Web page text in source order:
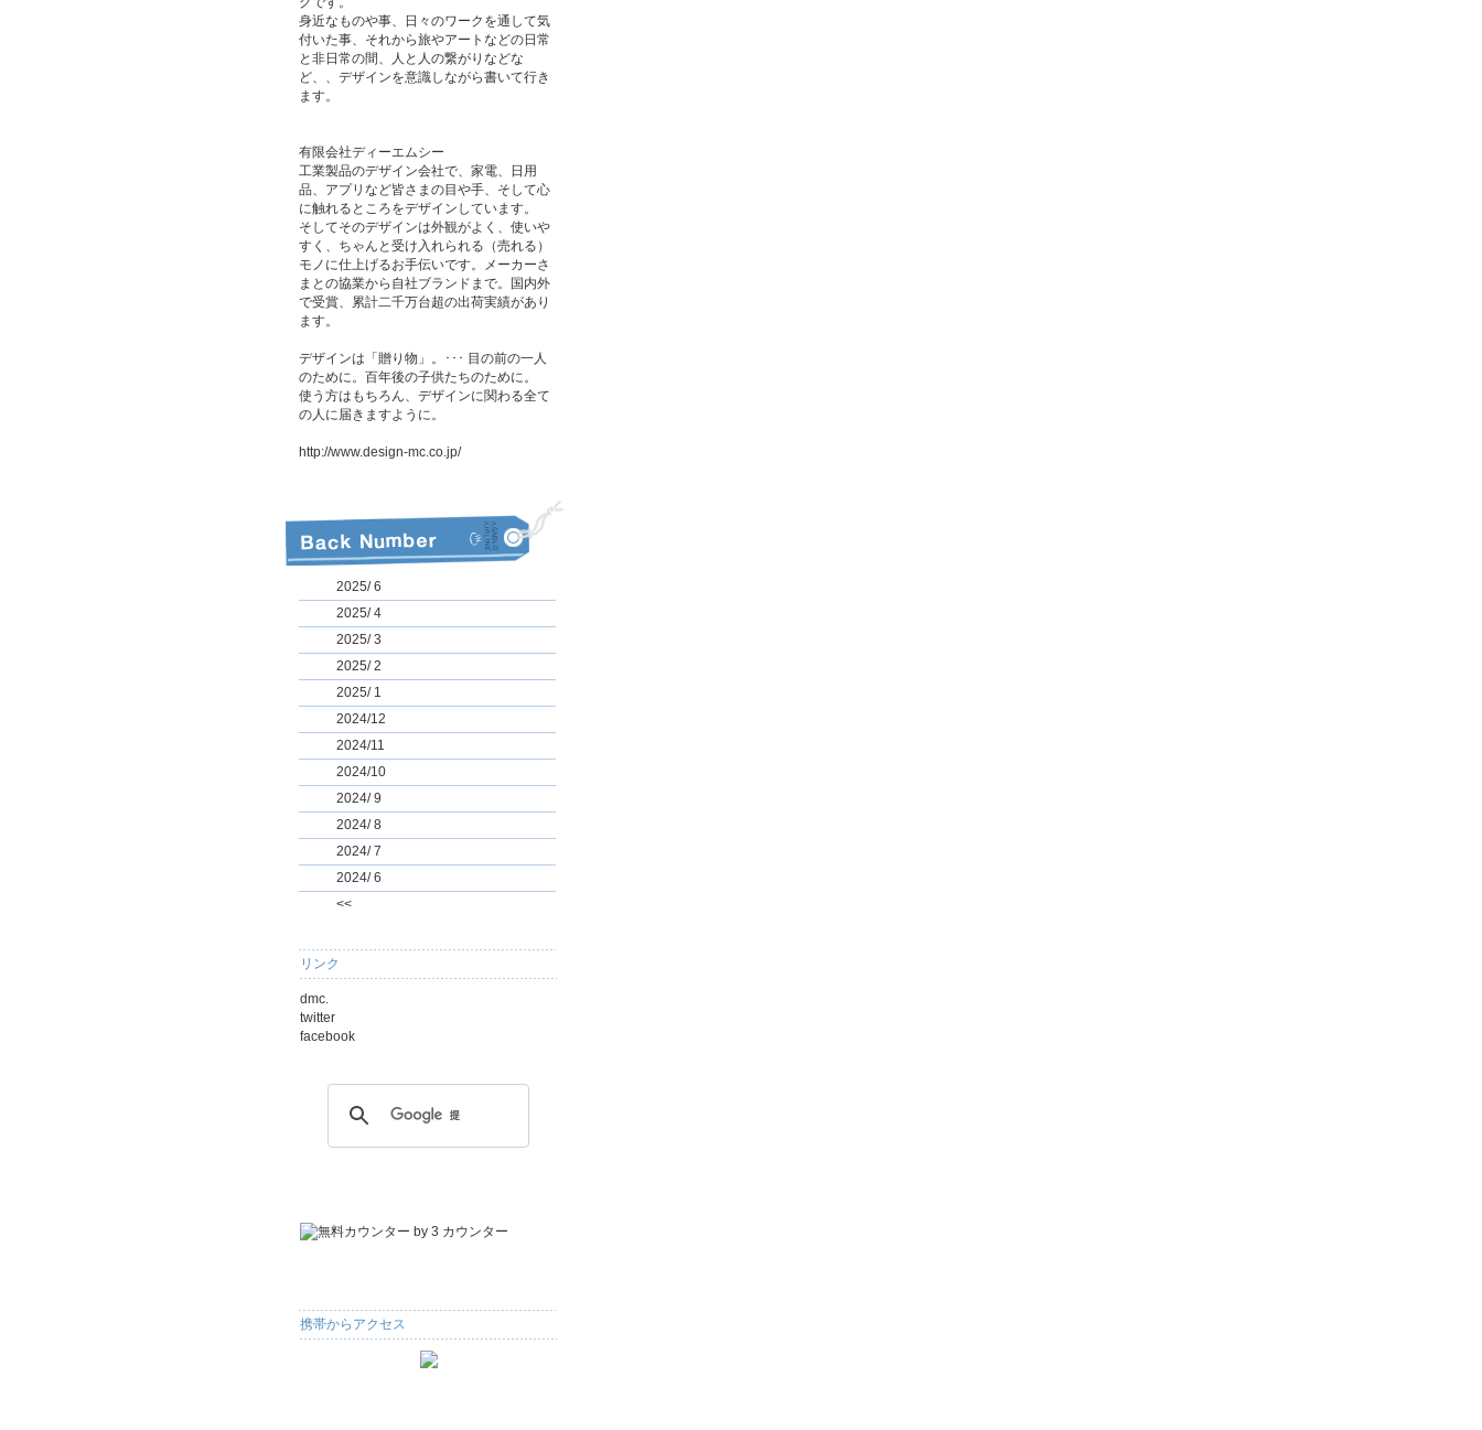
身近なものや事、日々のワークを通して気
付いた事、それから旅やアートなどの日常
と非日常の間、人と人の繋がりなどな
ど、、デザインを意識しながら書いて行き
ます。
有限会社ディーエムシー
工業製品のデザイン会社で、家電、日用
品、アプリなど皆さまの目や手、そして心
に触れるところをデザインしています。
そしてそのデザインは外観がよく、使いや
すく、ちゃんと受け入れられる（売れる）
モノに仕上げるお手伝いです。メーカーさ
まとの協業から自社ブランドまで。国内外
で受賞、累計二千万台超の出荷実績があり
ます。
デザインは「贈り物」。･･･ 目の前の一人
のために。百年後の子供たちのために。
使う方はもちろん、デザインに関わる全て
の人に届きますように。
http://www.design-mc.co.jp/
2025/ 6
2025/ 4
2025/ 3
2025/ 2
2025/ 1
2024/12
2024/11
2024/10
2024/ 9
2024/ 8
2024/ 7
2024/ 6
<<
リンク
dmc.
twitter
facebook
携帯からアクセス